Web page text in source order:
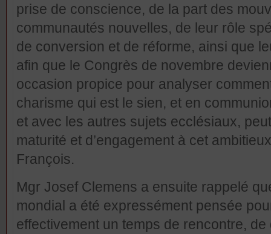
prise de conscience, de la part des
communautés nouvelles, de leur rôle
de conversion et de réforme, ainsi que
afin que le Congrès de novembre
occasion propice pour analyser
charisme qui est le sien, et en
et avec les autres sujets ecclésiaux,
maturité et d’engagement à cet
François.
Mgr Josef Clemens a ensuite rappelé
mondial a été expressément pensée
effectivement un temps de rencontre, de